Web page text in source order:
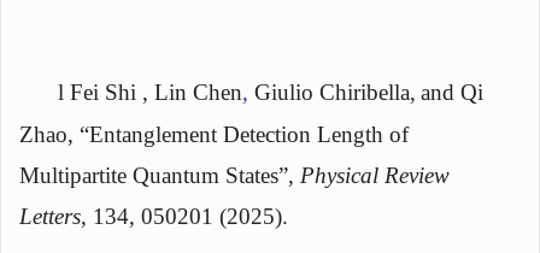
l Fei Shi , Lin Chen, Giulio Chiribella, and Qi
Zhao, “Entanglement Detection Length of
Multipartite Quantum States”, Physical Review
Letters, 134, 050201 (2025).